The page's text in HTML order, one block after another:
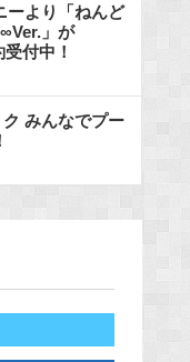
ーより「ねんど
」が
付中！
みんなでプー